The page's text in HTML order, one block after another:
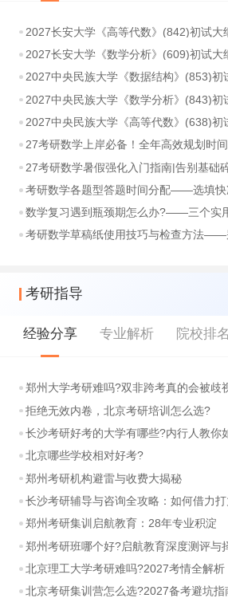
2027长安大学《高等代数》(842)初试大
2027长安大学《数学分析》(609)初试大
2027中央民族大学《数据结构》(853)初
2027中央民族大学《数学分析》(843)初
2027中央民族大学《高等代数》(638)初
27考研数学上岸必备！全年高效规划时
27考研数学暑假强化入门指南|告别基础碎片
考研数学各题型答题时间分配——选填快
数学复习遇到瓶颈期怎么办?——三个实
考研数学草稿纸使用技巧与检查方法——别
考研指导
经验分享 专业解析 院校排名
郑州大学考研难吗?双非跨考真的会被歧
拒绝无效内卷，北京考研培训怎么选?
长沙考研好考的大学有哪些?内行人教你
北京哪些学校相对好考?
郑州考研机构避雷与收费大揭秘
长沙考研辅导与咨询全攻略：如何借力
郑州考研集训启航教育：28年专业积淀
郑州考研班哪个好?启航教育深度测评与
北京理工大学考研难吗?2027考情全解析
北京考研集训营怎么选?2027备考避坑